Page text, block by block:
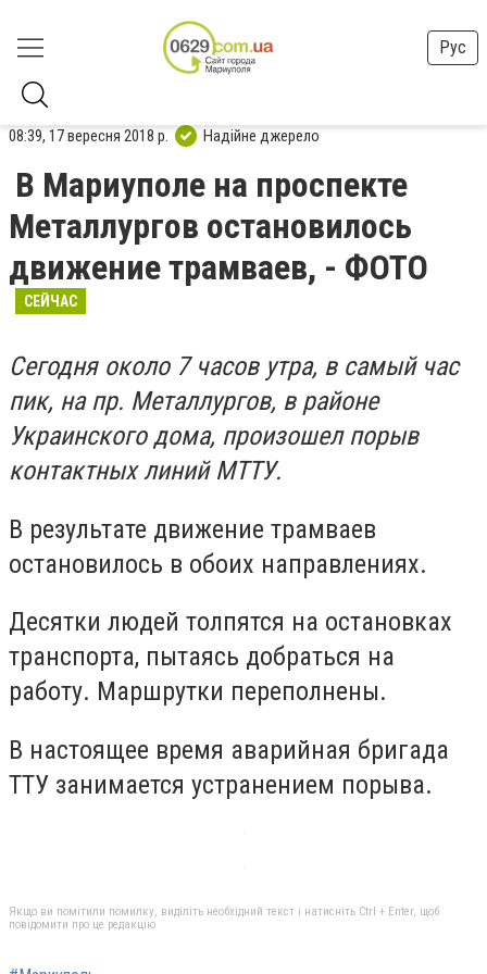
Рус
08:39, 17 вересня 2018 р. Надійне джерело
В Мариуполе на проспекте
Металлургов остановилось
движение трамваев, - ФОТО
СЕЙЧАС
Сегодня около 7 часов утра, в самый час
пик, на пр. Металлургов, в районе
Украинского дома, произошел порыв
контактных линий МТТУ.
В результате движение трамваев
остановилось в обоих направлениях.
Десятки людей толпятся на остановках
транспорта, пытаясь добраться на
работу. Маршрутки переполнены.
В настоящее время аварийная бригада
ТТУ занимается устранением порыва.
Якщо ви помітили помилку, виділіть необхідний текст і натисніть Ctrl + Enter, щоб
повідомити про це редакцію